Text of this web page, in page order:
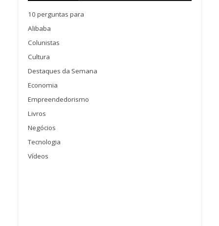
10 perguntas para
Alibaba
Colunistas
Cultura
Destaques da Semana
Economia
Empreendedorismo
Livros
Negócios
Tecnologia
Vídeos